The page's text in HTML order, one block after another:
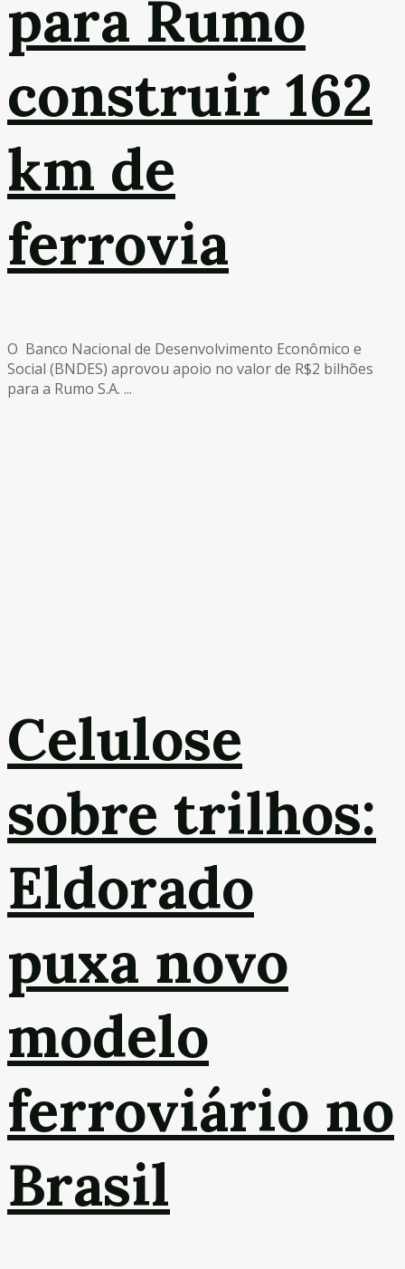
para Rumo
construir 162
km de
ferrovia
O Banco Nacional de Desenvolvimento Econômico e
Social (BNDES) aprovou apoio no valor de R$2 bilhões
para a Rumo S.A. ...
Celulose
sobre trilhos:
Eldorado
puxa novo
modelo
ferroviário no
Brasil